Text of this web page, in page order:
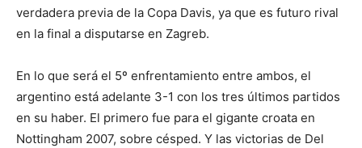
verdadera previa de la Copa Davis, ya que es futuro rival
en la final a disputarse en Zagreb.
En lo que será el 5º enfrentamiento entre ambos, el
argentino está adelante 3-1 con los tres últimos partidos
en su haber. El primero fue para el gigante croata en
Nottingham 2007, sobre césped. Y las victorias de Del